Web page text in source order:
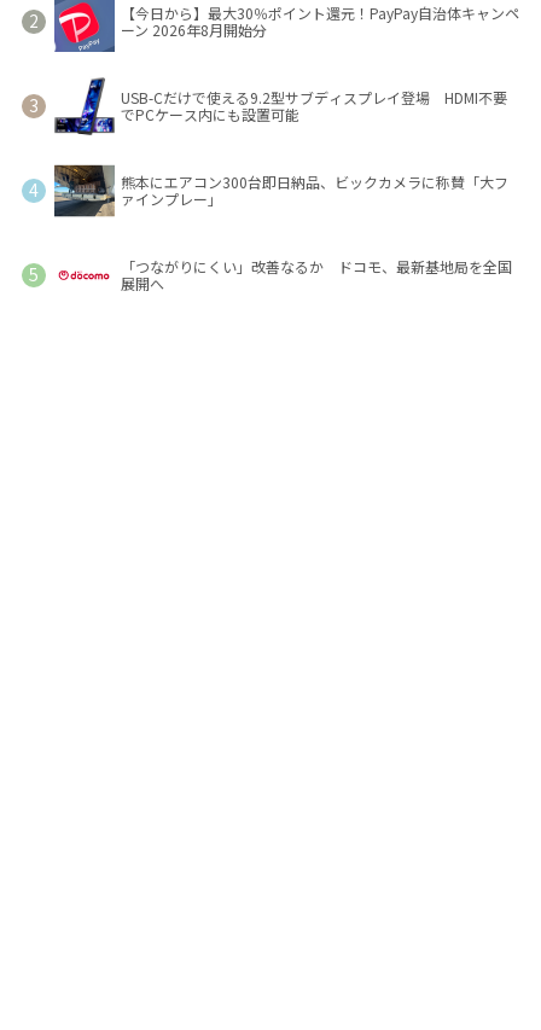
【今日から】最大30％ポイント還元！PayPay自治体キャンペ
ーン 2026年8月開始分
USB-Cだけで使える9.2型サブディスプレイ登場 HDMI不要
でPCケース内にも設置可能
熊本にエアコン300台即日納品、ビックカメラに称賛「大フ
ァインプレー」
「つながりにくい」改善なるか ドコモ、最新基地局を全国
展開へ